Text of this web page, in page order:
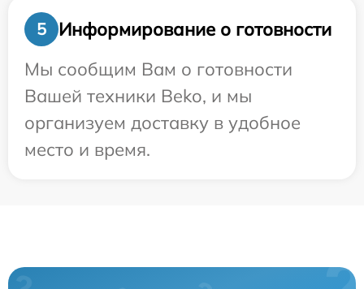
5
Информирование о готовности
Мы сообщим Вам о готовности
Вашей техники Beko, и мы
организуем доставку в удобное
место и время.